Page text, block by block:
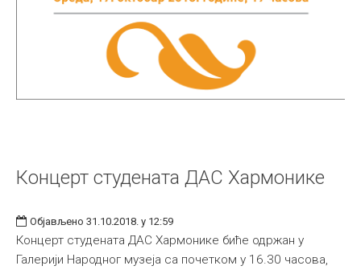
Концерт студената ДАС Хармонике
Објављено 31.10.2018. у 12:59
Концерт студената ДАС Хармонике биће одржан у
Галерији Народног музеја са почетком у 16.30 часова,